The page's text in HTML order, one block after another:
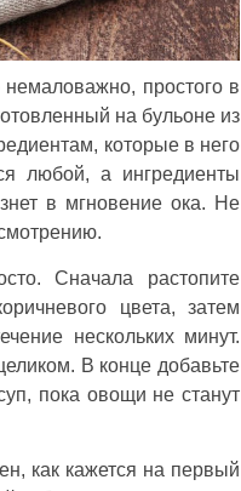
простого в
на бульоне из
которые в него
любой, а ингредиенты
в мгновение ока. Не
Сначала растопите
цвета, затем
нескольких минут.
В конце добавьте
пока овощи не станут
как кажется на первый